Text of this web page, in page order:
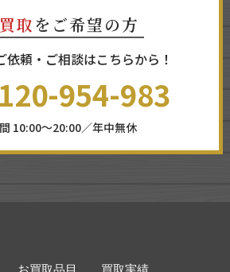
取 をご希望の方
依頼・ご相談はこちらから！
954-983
10:00～20:00／年中無休
お買取品目 買取実績